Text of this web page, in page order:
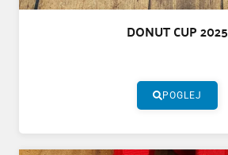
DONUT CUP 2025
POGLEJ